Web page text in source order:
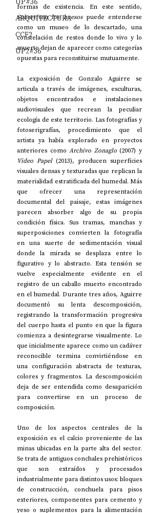
ARQUITECTURA
CCF2
UP2#36
Sobreviven los huesos puede entenderse
como un museo de lo descartado, una
constelación de restos donde lo vivo y lo
muerto dejan de aparecer como categorías
opuestas para reconstituirse mutuamente.
La exposición de Gonzalo Aguirre se
articula a través de imágenes, esculturas,
objetos encontrados e instalaciones
audiovisuales que recrean la peculiar
ecología de este territorio. Las fotografías y
fotoserigrafías, procedimiento que el
artista ya había explorado en proyectos
anteriores como Archivo Zonaglo
Video Papel (2013), producen superficies
visuales densas y texturadas que replican la
materialidad estratificada del humedal. Más
que ofrecer una representación
documental del paisaje, estas imágenes
parecen absorber algo de su propia
condición física. Sus tramas, manchas y
superposiciones convierten la fotografía
en una suerte de sedimentación visual
donde la mirada se desplaza entre lo
figurativo y lo abstracto. Esta tensión se
vuelve especialmente evidente en el
registro de un caballo muerto encontrado
en el humedal. Durante tres años, Aguirre
documentó su lenta descomposición,
registrando la transformación progresiva
del cuerpo hasta el punto en que la figura
comienza a desintegrarse visualmente. Lo
que inicialmente aparece como un cadáver
reconocible termina convirtiéndose en
una configuración abstracta de texturas,
colores y fragmentos. La descomposición
deja de ser entendida como desaparición
para convertirse en un proceso de
composición.
Uno de los aspectos centrales de la
exposición es el calcio proveniente de las
minas ubicadas en la parte alta del sector.
Se trata de antiguos conchales prehistóricos
que son extraídos y procesados
industrialmente para distintos usos: bloques
de construcción, conchuela para pisos
exteriores, componentes para cemento y
yeso o suplementos para la alimentación